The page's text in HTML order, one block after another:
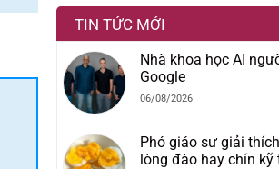
TIN TỨC MỚI
Nhà khoa học AI
Google
06/08/2026
Phó giáo sư giải
lòng đào hay chín kỹ